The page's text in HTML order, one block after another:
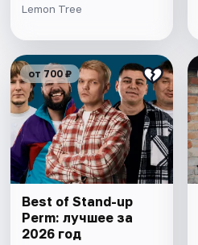
Lemon Tree
от 700 ₽
Best of Stand-up
Perm: лучшее за
2026 год